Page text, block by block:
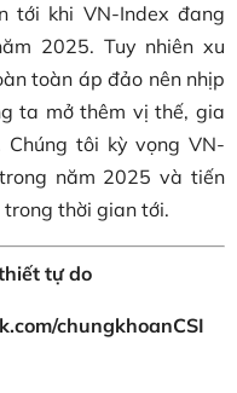
tới khi VN-Index đang
2025. Tuy nhiên xu
toàn áp đảo nên nhịp
ta mở thêm vị thế, gia
tôi kỳ vọng VN-
năm 2025 và tiến
thời gian tới.
tự do
chungkhoanCSI